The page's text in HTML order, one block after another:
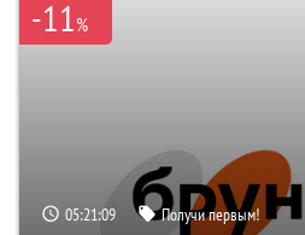
-11%
05:21:08 Получи первым!